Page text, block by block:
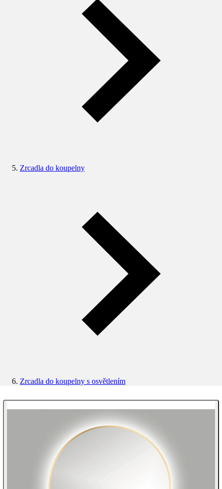
Zrcadla do koupelny
Zrcadla do koupelny s osvětlením